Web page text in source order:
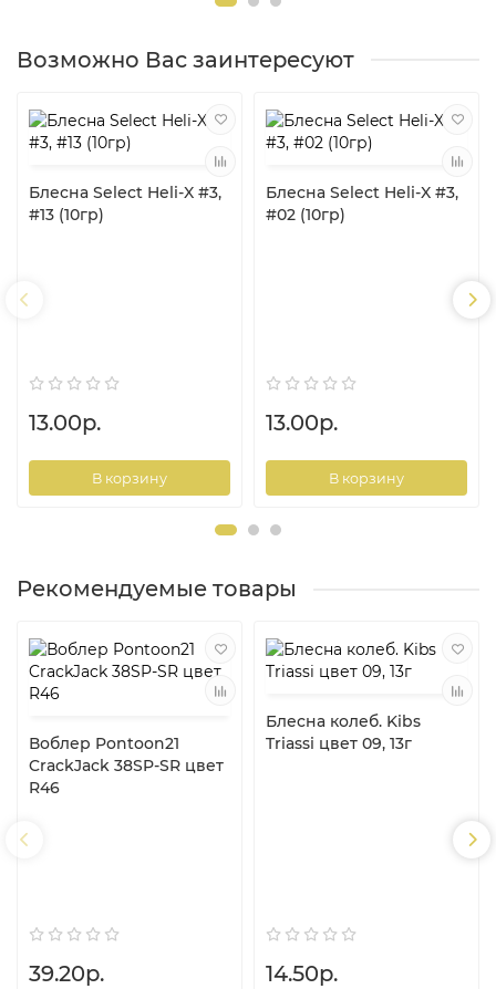
Возможно Вас заинтересуют
Блесна Select Heli-X #3,
#13 (10гр)
13.00р.
В корзину
Блесна Select Heli-X #3,
#02 (10гр)
13.00р.
В корзину
Рекомендуемые товары
Воблер Pontoon21
CrackJack 38SP-SR цвет
R46
39.20р.
Блесна колеб. Kibs
Triassi цвет 09, 13г
14.50р.